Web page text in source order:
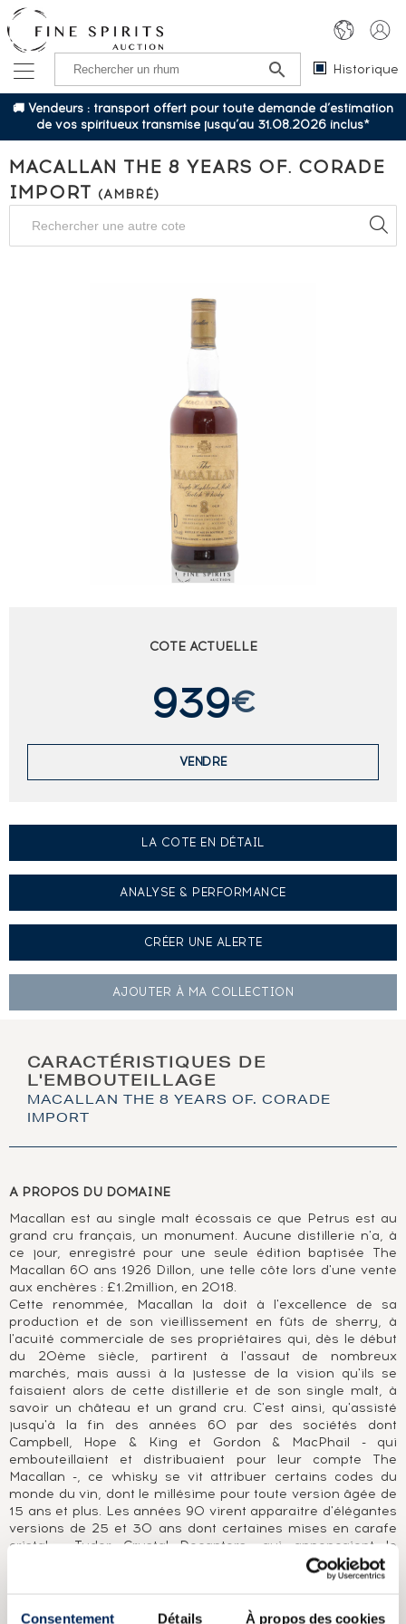
Consentement Détails À propos des cookies
Historique
🚚 Vendeurs : transport offert pour toute demande d’estimation
de vos spiritueux transmise jusqu’au 31.08.2026 inclus*
MACALLAN THE 8 YEARS OF. CORADE
IMPORT (AMBRÉ)
COTE ACTUELLE
939€
VENDRE
LA COTE EN DÉTAIL
ANALYSE & PERFORMANCE
CRÉER UNE ALERTE
AJOUTER À MA COLLECTION
CARACTÉRISTIQUES DE
L'EMBOUTEILLAGE
MACALLAN THE 8 YEARS OF. CORADE
IMPORT
A PROPOS DU DOMAINE
Macallan est au single malt écossais ce que Petrus est au
grand cru français, un monument. Aucune distillerie n'a, à
ce jour, enregistré pour une seule édition baptisée The
Macallan 60 ans 1926 Dillon, une telle côte lors d'une vente
aux enchères : £1.2million, en 2018.
Cette renommée, Macallan la doit à l'excellence de sa
production et de son vieillissement en fûts de sherry, à
l'acuité commerciale de ses propriétaires qui, dès le début
du 20ème siècle, partirent à l'assaut de nombreux
marchés, mais aussi à la justesse de la vision qu'ils se
faisaient alors de cette distillerie et de son single malt, à
savoir un château et un grand cru. C'est ainsi, qu'assisté
jusqu'à la fin des années 60 par des sociétés dont
Campbell, Hope & King et Gordon & MacPhail - qui
embouteillaient et distribuaient pour leur compte The
Macallan -, ce whisky se vit attribuer certains codes du
monde du vin, dont le millésime pour toute version âgée de
15 ans et plus. Les années 90 virent apparaitre d'élégantes
versions de 25 et 30 ans dont certaines mises en carafe
cristal : Tudor Crystal Decanters, qui annonçaient le
tournant que prendrait The Macallan au nouveau millénaire.
Ainsi, en 1999, apparut une superbe carafe cristal aux
sein une vénérable édition millésimée 1949, de 50 ans.